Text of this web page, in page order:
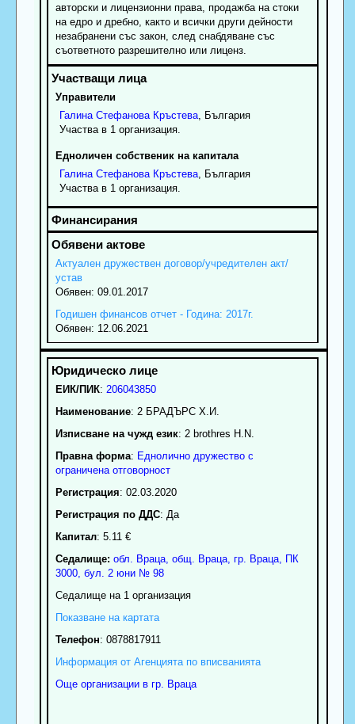
авторски и лицензионни права, продажба на стоки
на едро и дребно, както и всички други дейности
незабранени със закон, след снабдяване със
съответното разрешително или лиценз.
Управители
Галина Стефанова Кръстева, България
Участва в 1 организация.
Едноличен собственик на капитала
Галина Стефанова Кръстева, България
Участва в 1 организация.
Актуален дружествен договор/учредителен акт/
устав
Обявен: 09.01.2017
Годишен финансов отчет - Година: 2017г.
Обявен: 12.06.2021
ЕИК/ПИК: 206043850
Наименование: 2 БРАДЪРС Х.И.
Изписване на чужд език: 2 brothres H.N.
Правна форма: Еднолично дружество с
ограничена отговорност
Регистрация: 02.03.2020
Регистрация по ДДС: Да
Капитал: 5.11 €
Седалище: обл. Враца, общ. Враца, гр. Враца, ПК
3000, бул. 2 юни № 98
Седалище на 1 организация
Показване на картата
Телефон: 0878817911
Информация от Агенцията по вписванията
Още организации в гр. Враца